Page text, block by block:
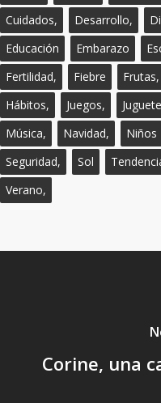
Cuidados,
Desarrollo,
Educación
Embarazo
Fertilidad,
Fiebre Frutas,
Hábitos,
Juegos,
Música,
Navidad, Niños
Seguridad,
Sol
Verano,
Corine, una